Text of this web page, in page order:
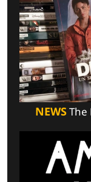
NEWSThe